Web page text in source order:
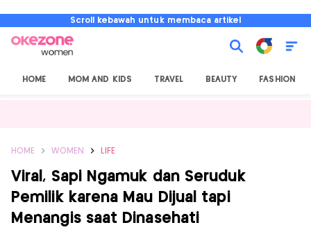
Scroll kebawah untuk membaca artikel
HOME MOM AND KIDS TRAVEL BEAUTY FASHION
HOME WOMEN LIFE
Viral, Sapi Ngamuk dan Seruduk
Pemilik karena Mau Dijual tapi
Menangis saat Dinasehati